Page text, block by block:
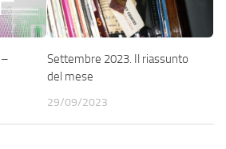
Settembre 2023. Il riassunto
del mese
29/09/2023